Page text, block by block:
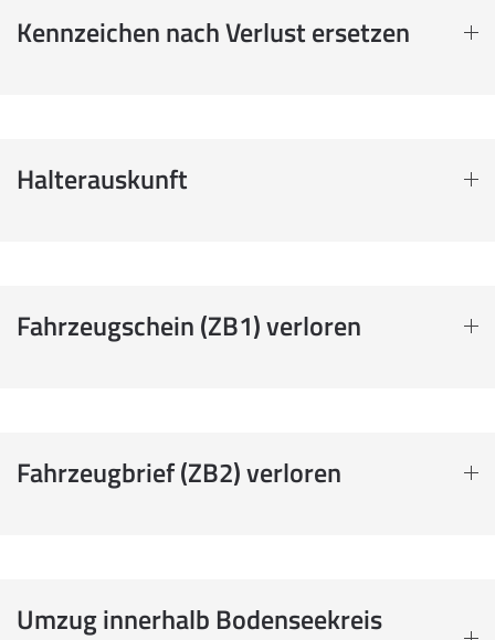
Kennzeichen nach Verlust ersetzen
Halterauskunft
Fahrzeugschein (ZB1) verloren
Fahrzeugbrief (ZB2) verloren
Umzug innerhalb Bodenseekreis